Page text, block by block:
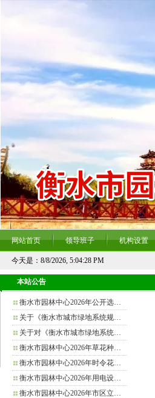
网站首页 领导班子 机构设置
今天是： 8/8/2026, 5:04:29 PM
本站公告
衡水市园林中心2026年公开选…
关于《衡水市城市绿地系统规…
关于对《衡水市城市绿地系统…
衡水市园林中心2026年草花种…
衡水市园林中心2026年时令花…
衡水市园林中心2026年用电设…
衡水市园林中心2026年市区立…